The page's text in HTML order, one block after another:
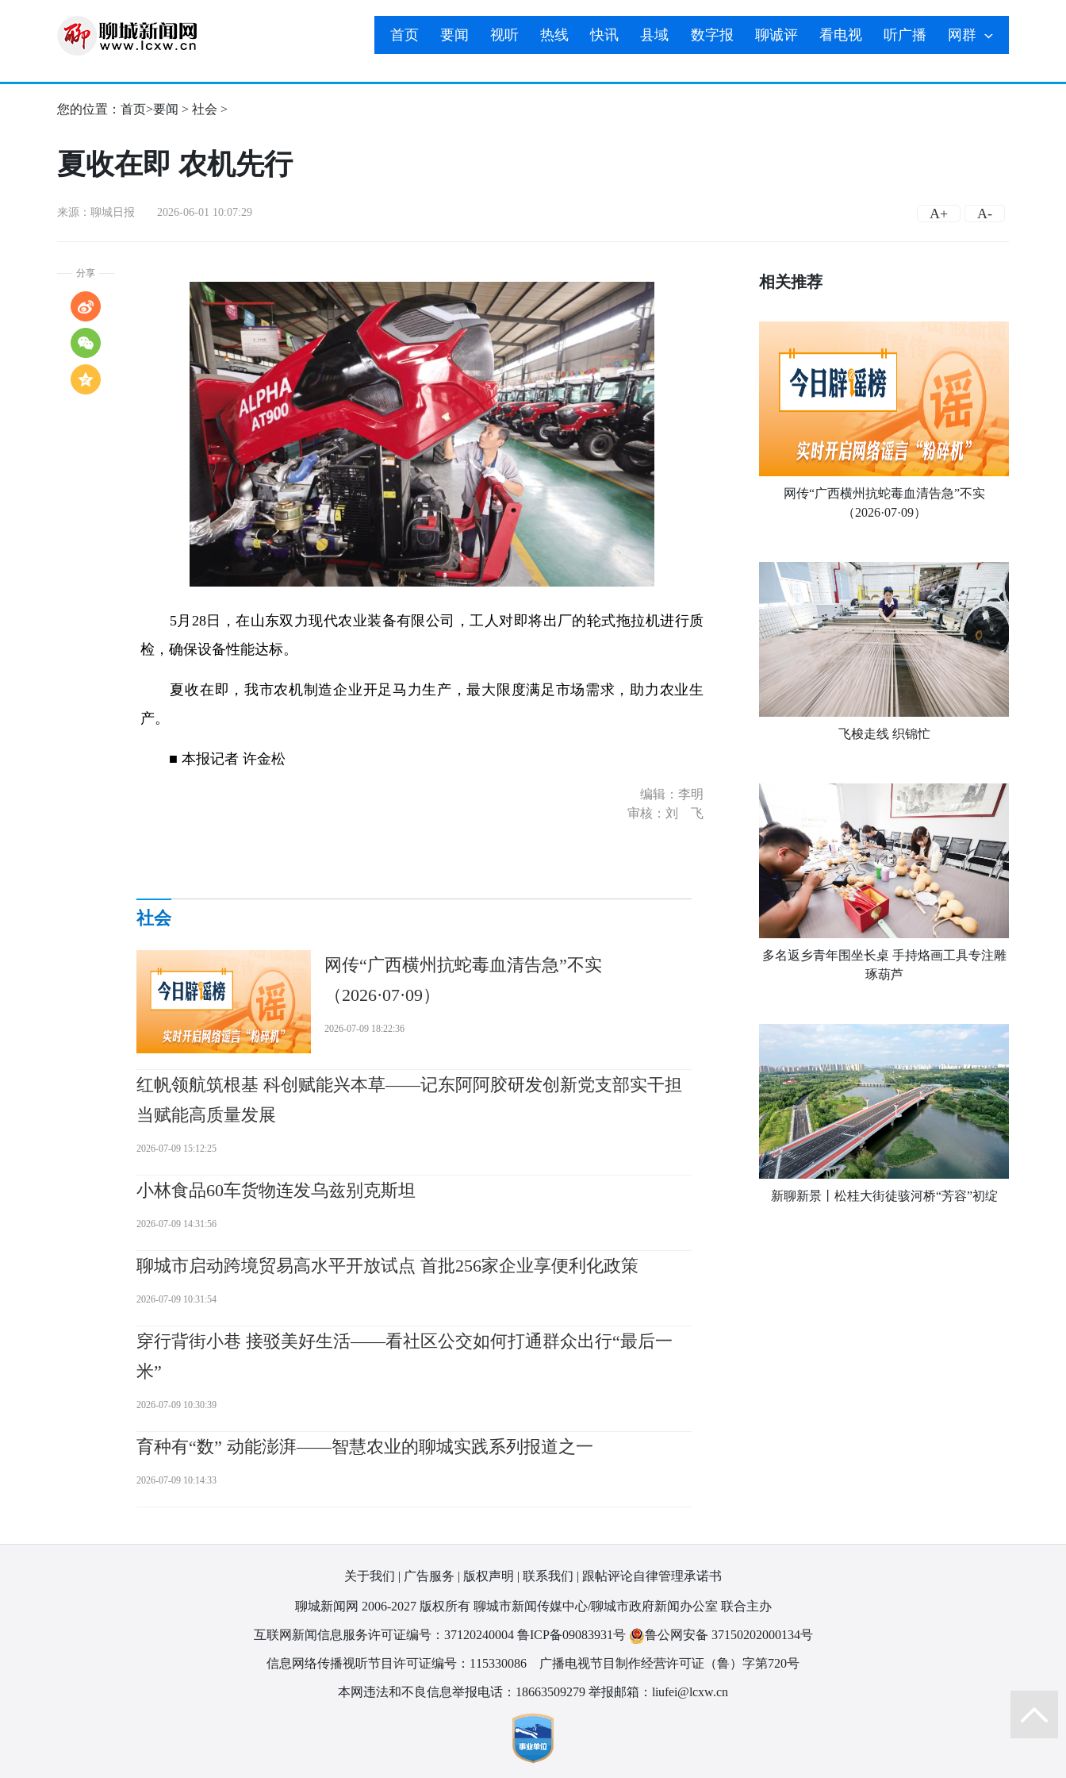
首页 要闻 视听 热线 快讯 县域 数字报 聊诚评 看电视 听广播 网群
您的位置： 首页>要闻 > 社会 >
夏收在即 农机先行
来源：聊城日报 2026-06-01 10:07:29 A+ A-
分享
5月28日，在山东双力现代农业装备有限公司，工人对即将出厂的轮式拖拉机进行质
检，确保设备性能达标。
夏收在即，我市农机制造企业开足马力生产，最大限度满足市场需求，助力农业生
产。
■ 本报记者 许金松
编辑：李明
审核：刘 飞
相关推荐
网传“广西横州抗蛇毒血清告急”不实
（2026·07·09）
飞梭走线 织锦忙
多名返乡青年围坐长桌 手持烙画工具专注雕
琢葫芦
新聊新景丨松桂大街徒骇河桥“芳容”初绽
社会
网传“广西横州抗蛇毒血清告急”不实
（2026·07·09）
2026-07-09 18:22:36
红帆领航筑根基 科创赋能兴本草——记东阿阿胶研发创新党支部实干担
当赋能高质量发展
2026-07-09 15:12:25
小林食品60车货物连发乌兹别克斯坦
2026-07-09 14:31:56
聊城市启动跨境贸易高水平开放试点 首批256家企业享便利化政策
2026-07-09 10:31:54
穿行背街小巷 接驳美好生活——看社区公交如何打通群众出行“最后一
米”
2026-07-09 10:30:39
育种有“数” 动能澎湃——智慧农业的聊城实践系列报道之一
2026-07-09 10:14:33
关于我们 | 广告服务 | 版权声明 | 联系我们 | 跟帖评论自律管理承诺书
聊城新闻网 2006-2027 版权所有 聊城市新闻传媒中心/聊城市政府新闻办公室 联合主办
互联网新闻信息服务许可证编号：37120240004 鲁ICP备09083931号 鲁公网安备 37150202000134号
信息网络传播视听节目许可证编号：115330086 广播电视节目制作经营许可证（鲁）字第720号
本网违法和不良信息举报电话：18663509279 举报邮箱：liufei@lcxw.cn